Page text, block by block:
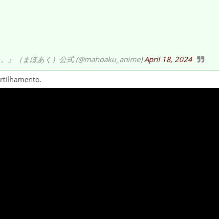
』（まほあく）公式 (@mahoaku_anime)April 18, 2024